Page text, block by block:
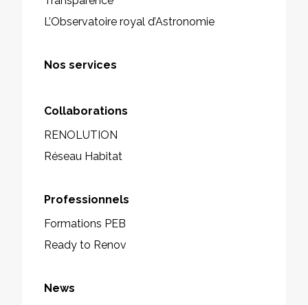
L’Observatoire royal d’Astronomie
Nos services
Collaborations
RENOLUTION
Réseau Habitat
Professionnels
Formations PEB
Ready to Renov
News